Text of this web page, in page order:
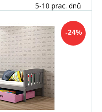
5-10 prac. dnů
-24%